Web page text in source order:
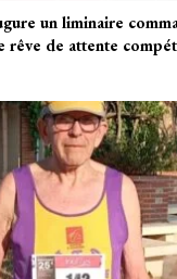
un liminaire
rêve de attente